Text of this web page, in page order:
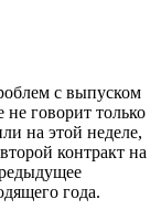
с выпуском
говорит только
на этой неделе,
контракт на
года.